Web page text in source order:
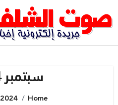
to
content
سبتمبر 2024
Home
2024